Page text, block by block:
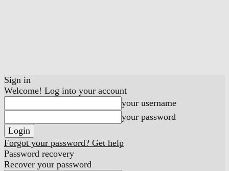
Sign in
Welcome! Log into your account
your username
your password
Forgot your password? Get help
Password recovery
Recover your password